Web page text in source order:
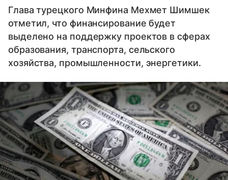
Глава турецкого Минфина Мехмет Шимшек
отметил, что финансирование будет
выделено на поддержку проектов в сферах
образования, транспорта, сельского
хозяйства, промышленности, энергетики.